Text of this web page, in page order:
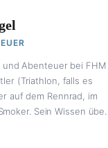
Abenteuer bei FHM
(Triathlon, falls es
auf dem Rennrad, im
Sein Wissen über
Einschätzungen